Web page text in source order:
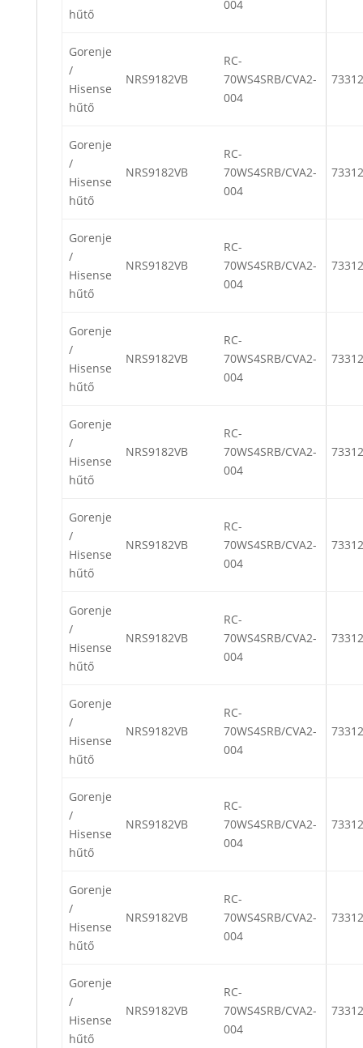
hűtő
004
Gorenje
/
Hisense
hűtő
NRS9182VB
RC-
70WS4SRB/CVA2-
004
Gorenje
/
Hisense
hűtő
NRS9182VB
RC-
70WS4SRB/CVA2-
004
Gorenje
/
Hisense
hűtő
NRS9182VB
RC-
70WS4SRB/CVA2-
004
Gorenje
/
Hisense
hűtő
NRS9182VB
RC-
70WS4SRB/CVA2-
004
Gorenje
/
Hisense
hűtő
NRS9182VB
RC-
70WS4SRB/CVA2-
004
Gorenje
/
Hisense
hűtő
NRS9182VB
RC-
70WS4SRB/CVA2-
004
Gorenje
/
Hisense
hűtő
NRS9182VB
RC-
70WS4SRB/CVA2-
004
Gorenje
/
Hisense
hűtő
NRS9182VB
RC-
70WS4SRB/CVA2-
004
Gorenje
/
Hisense
hűtő
NRS9182VB
RC-
70WS4SRB/CVA2-
004
Gorenje
/
Hisense
hűtő
NRS9182VB
RC-
70WS4SRB/CVA2-
004
Gorenje
/
Hisense
hűtő
NRS9182VB
RC-
70WS4SRB/CVA2-
004